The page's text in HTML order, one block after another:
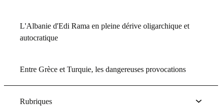
L'Albanie d'Edi Rama en pleine dérive oligarchique et
autocratique
Entre Grèce et Turquie, les dangereuses provocations
Rubriques